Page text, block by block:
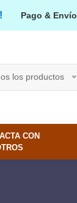
Pago & Envío
los productos
CON